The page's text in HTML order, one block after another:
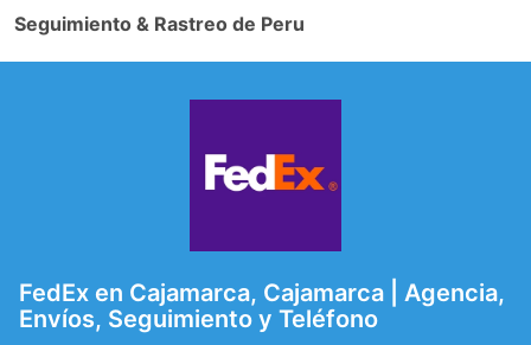
Seguimiento & Rastreo de Peru
FedEx en Cajamarca, Cajamarca | Agencia,
Envíos, Seguimiento y Teléfono